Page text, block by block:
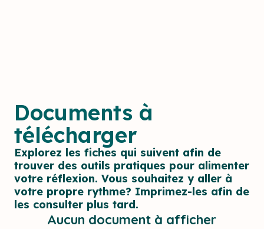
Documents à
télécharger
Explorez les fiches qui suivent afin de
trouver des outils pratiques pour alimenter
votre réflexion. Vous souhaitez y aller à
votre propre rythme? Imprimez-les afin de
les consulter plus tard.
Aucun document à afficher